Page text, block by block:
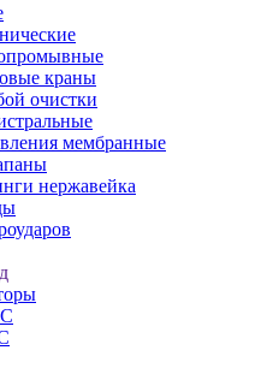
краны
очистки
мембранные
нержавейка